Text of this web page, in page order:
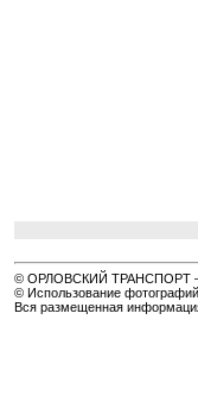
© ОРЛОВСКИЙ ТРАНСПОРТ —
© Использование
Вся размещенная